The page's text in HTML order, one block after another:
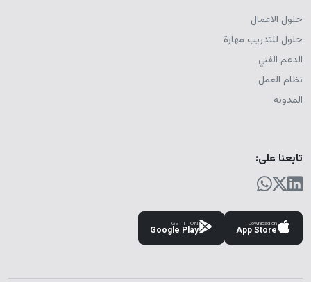
حلول الاعمال
حلول للتدريب مهارة
الدعم الفني
نظام العمل
المدونه
تابعنا على:
Download on
App Store
GET IT ON
Google Play